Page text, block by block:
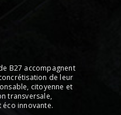
B27 accompagnent
de leur
citoyenne et
transversale,
innovante.